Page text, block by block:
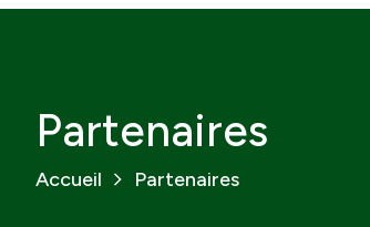
Partenaires
Accueil Partenaires